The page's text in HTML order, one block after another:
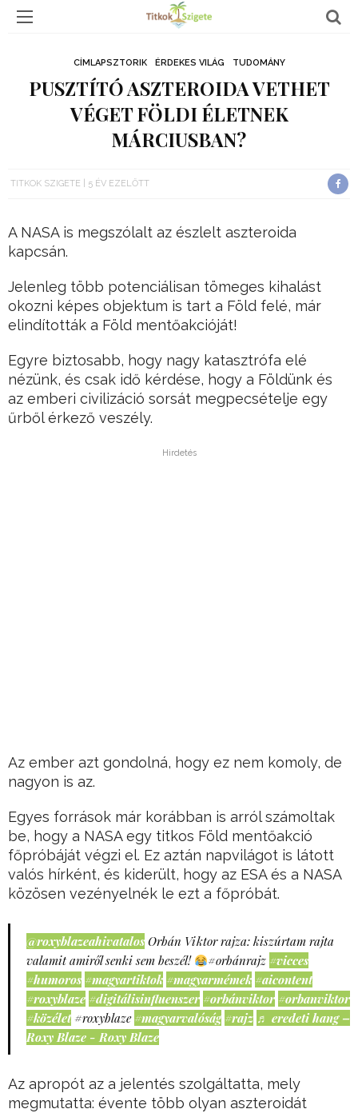
CÍMLAPSZTORIK ÉRDEKES VILÁG TUDOMÁNY
PUSZTÍTÓ ASZTEROIDA VETHET
VÉGET FÖLDI ÉLETNEK
MÁRCIUSBAN?
TITKOK SZIGETE 5 ÉV EZELŐTT
A NASA is megszólalt az észlelt aszteroida
kapcsán.
Jelenleg több potenciálisan tömeges kihalást
okozni képes objektum is tart a Föld felé, már
elindították a Föld mentőakcióját!
Egyre biztosabb, hogy nagy katasztrófa elé
nézünk, és csak idő kérdése, hogy a Földünk és
az emberi civilizáció sorsát megpecsételje egy
űrből érkező veszély.
Hirdetés
Az ember azt gondolná, hogy ez nem komoly, de
nagyon is az.
Egyes források már korábban is arról számoltak
be, hogy a NASA egy titkos Föld mentőakció
főpróbáját végzi el. Ez aztán napvilágot is látott
valós hírként, és kiderült, hogy az ESA és a NASA
közösen vezényelnék le ezt a főpróbát.
@roxyblazeahivatalos Orbán Viktor rajza: kiszúrtam rajta
valamit amiről senki sem beszél!
#orbánrajz #vicces
#humoros #magyartiktok #magyarmémek #aicontent
#roxyblaze #digitálisinfluenszer #orbánviktor #orbanviktor
#közélet #roxyblaze #magyarvalóság #rajz ♬ eredeti hang –
Roxy Blaze - Roxy Blaze
Az apropót az a jelentés szolgáltatta, mely
megmutatta: évente több olyan aszteroidát